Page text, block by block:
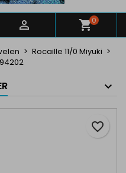
 0
Rocaille 11/0 Miyuki
favorite_border
Maak een verlanglijst
Inloggen